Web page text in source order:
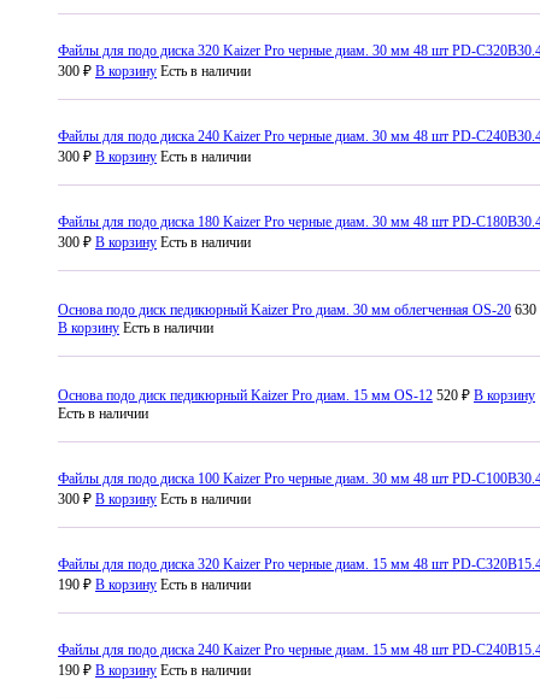
Файлы для подо диска 320 Kaizer Pro черные диам. 30 мм 48 шт PD-
300 ₽ В корзину Есть в наличии
Файлы для подо диска 240 Kaizer Pro черные диам. 30 мм 48 шт PD-
300 ₽ В корзину Есть в наличии
Файлы для подо диска 180 Kaizer Pro черные диам. 30 мм 48 шт PD-
300 ₽ В корзину Есть в наличии
Основа подо диск педикюрный Kaizer Pro диам. 30 мм облегченная OS-20 630
В корзину Есть в наличии
Основа подо диск педикюрный Kaizer Pro диам. 15 мм OS-12 520 ₽ В корзину
Есть в наличии
Файлы для подо диска 100 Kaizer Pro черные диам. 30 мм 48 шт PD-
300 ₽ В корзину Есть в наличии
Файлы для подо диска 320 Kaizer Pro черные диам. 15 мм 48 шт PD-
190 ₽ В корзину Есть в наличии
Файлы для подо диска 240 Kaizer Pro черные диам. 15 мм 48 шт PD-
190 ₽ В корзину Есть в наличии